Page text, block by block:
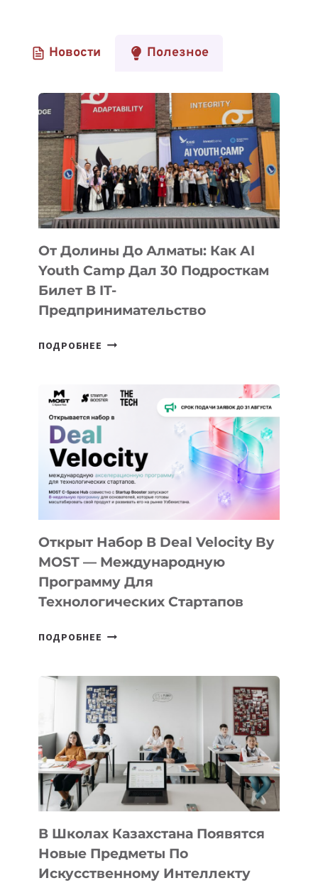
Новости Полезное
От Долины До Алматы: Как AI
Youth Camp Дал 30 Подросткам
Билет В IT-
Предпринимательство
ПОДРОБНЕЕ ОТ
АЛМАТЫ:
КАК
AI
YOUTH
CAMP
ДАЛ
30
ПОДРОСТКАМ
БИЛЕТ
В
ПРЕДПРИНИМАТЕЛЬСТВО
Открыт Набор В Deal Velocity By
MOST — Международную
Программу Для
Технологических Стартапов
ПОДРОБНЕЕ ОТКРЫТ
DEAL
VELOCITY
BY
MOST
—
МЕЖДУНАРОДНУЮ
ПРОГРАММУ
ДЛЯ
ТЕХНОЛОГИЧЕСКИХ
В Школах Казахстана Появятся
Новые Предметы По
Искусственному Интеллекту